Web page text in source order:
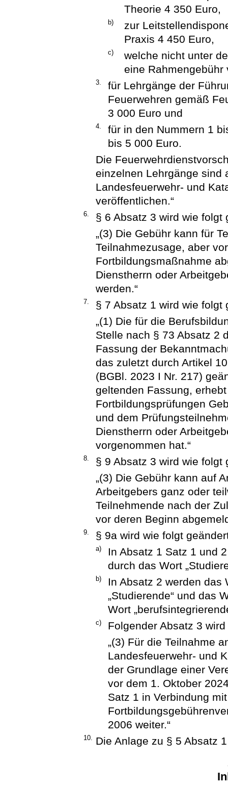
Theorie 4 350 Euro,
b)
zur
Praxis 4 450 Euro,
c)
welche nicht unter
eine Rahmengebühr
3.
für Lehrgänge der
Feuerwehren gemäß
3 000 Euro und
4.
für in den Nummern 1
bis 5 000 Euro.
Die
einzelnen Lehrgänge sind
Landesfeuerwehr- und
veröffentlichen.“
6.
§ 6 Absatz 3 wird wie folgt
„(3) Die Gebühr kann für
Teilnahmezusage, aber
Fortbildungsmaßnahme
Dienstherrn oder
werden.“
7.
§ 7 Absatz 1 wird wie folgt
„(1) Die für die
Stelle nach § 73 Absatz 2
Fassung der
das zuletzt durch Artikel
(BGBl. 2023 I Nr. 217)
geltenden Fassung,
Fortbildungsprüfungen
und dem
Dienstherrn oder
vorgenommen hat.“
8.
§ 9 Absatz 3 wird wie folgt
„(3) Die Gebühr kann auf
Arbeitgebers ganz oder
Teilnehmende nach der
vor deren Beginn
9. § 9a wird wie folgt
a)
In Absatz 1 Satz 1 und
durch das Wort
b)
In Absatz 2 werden das
„Studierende“ und das
Wort
c)
Folgender Absatz 3
„(3) Für die Teilnahme
Landesfeuerwehr- und
der Grundlage einer
vor dem 1. Oktober
Satz 1 in Verbindung
2006 weiter.“
10. Die Anlage zu § 5 Absatz